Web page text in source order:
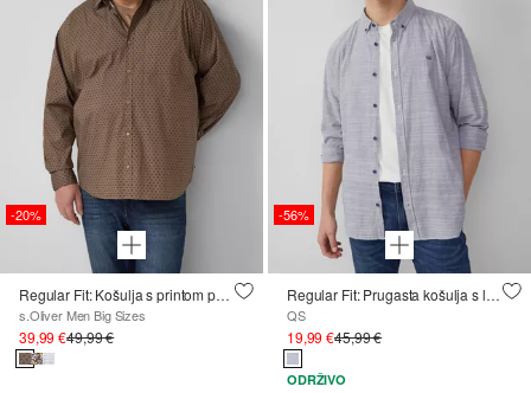
-20%
Regular Fit: Košulja s printom po čitavoj površini i džepom na prsima
s.Oliver Men Big Sizes
39,99 €49,99 €
-56%
Regular Fit: Prugasta košulja s logotipom
QS
19,99 €45,99 €
ODRŽIVO